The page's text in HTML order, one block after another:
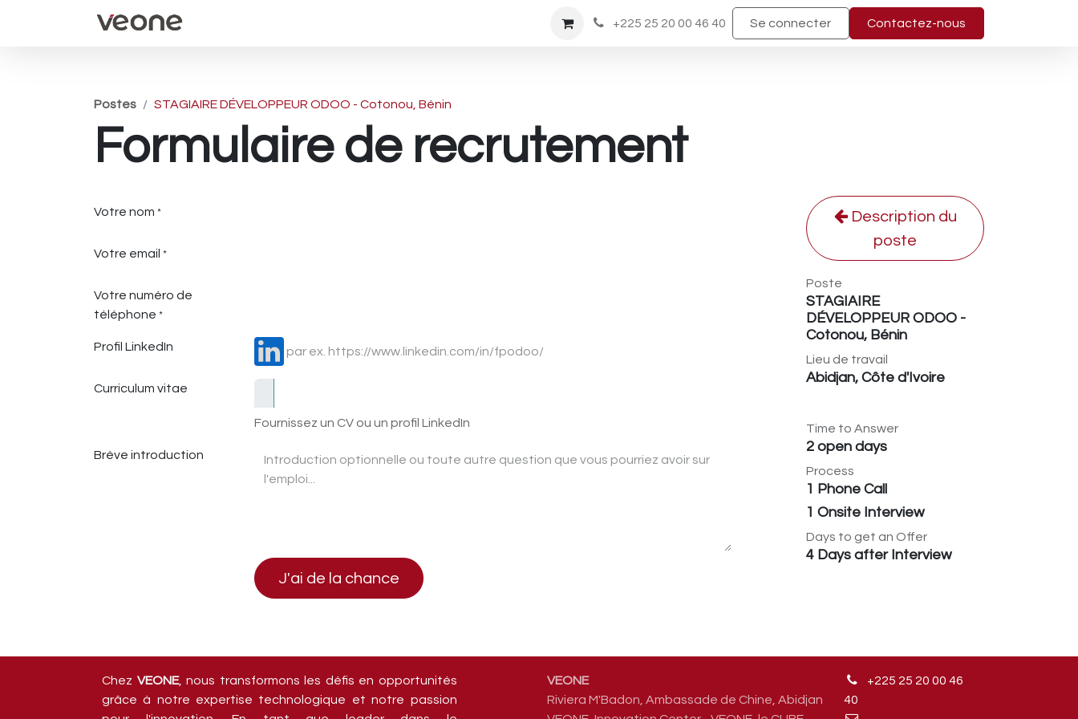
Boutique +225 25 20 00 46 40 Se connecter Contactez-nous
Postes STAGIAIRE DÉVELOPPEUR ODOO - Cotonou, Bénin
Formulaire de recrutement
Votre nom *
Votre email *
Votre numéro de
téléphone *
Profil LinkedIn
Curriculum vitae
Fournissez un CV ou un profil LinkedIn
Brève introduction
J'ai de la chance
Description du
poste
Poste
STAGIAIRE
DÉVELOPPEUR ODOO -
Cotonou, Bénin
Lieu de travail
Abidjan, Côte d'Ivoire
Time to Answer
2 open days
Process
1 Phone Call
1 Onsite Interview
Days to get an Offer
4 Days after Interview
Chez VEONE, nous transformons les défis en opportunités
grâce à notre expertise technologique et notre passion
+225 25 20 00 46
40
VEONE
Riviera M'Badon, Ambassade de Chine, Abidjan